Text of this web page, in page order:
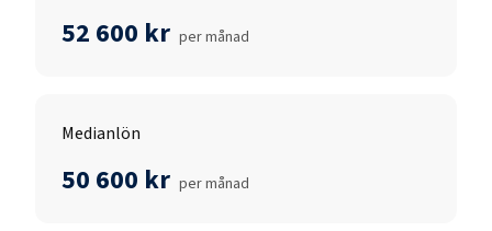
52 600 kr per månad
Medianlön
50 600 kr per månad